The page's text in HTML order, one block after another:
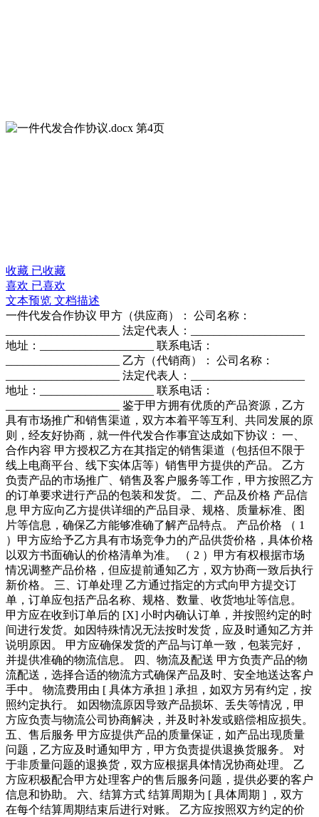
收藏 已收藏
喜欢 已喜欢
文本预览 文档描述
一件代发合作协议 甲方（供应商）： 公司名称：
____________________ 法定代表人：____________________
地址：____________________ 联系电话：
____________________ 乙方（代销商）： 公司名称：
____________________ 法定代表人：____________________
地址：____________________ 联系电话：
____________________ 鉴于甲方拥有优质的产品资源，乙方
具有市场推广和销售渠道，双方本着平等互利、共同发展的原
则，经友好协商，就一件代发合作事宜达成如下协议： 一、
合作内容 甲方授权乙方在其指定的销售渠道（包括但不限于
线上电商平台、线下实体店等）销售甲方提供的产品。 乙方
负责产品的市场推广、销售及客户服务等工作，甲方按照乙方
的订单要求进行产品的包装和发货。 二、产品及价格 产品信
息 甲方应向乙方提供详细的产品目录、规格、质量标准、图
片等信息，确保乙方能够准确了解产品特点。 产品价格 （ 1
）甲方应给予乙方具有市场竞争力的产品供货价格，具体价格
以双方书面确认的价格清单为准。 （ 2 ）甲方有权根据市场
情况调整产品价格，但应提前通知乙方，双方协商一致后执行
新价格。 三、订单处理 乙方通过指定的方式向甲方提交订
单，订单应包括产品名称、规格、数量、收货地址等信息。
甲方应在收到订单后的 [X] 小时内确认订单，并按照约定的时
间进行发货。如因特殊情况无法按时发货，应及时通知乙方并
说明原因。 甲方应确保发货的产品与订单一致，包装完好，
并提供准确的物流信息。 四、物流及配送 甲方负责产品的物
流配送，选择合适的物流方式确保产品及时、安全地送达客户
手中。 物流费用由 [ 具体方承担 ] 承担，如双方另有约定，按
照约定执行。 如因物流原因导致产品损坏、丢失等情况，甲
方应负责与物流公司协商解决，并及时补发或赔偿相应损失。
五、售后服务 甲方应提供产品的质量保证，如产品出现质量
问题，乙方应及时通知甲方，甲方负责提供退换货服务。 对
于非质量问题的退换货，双方应根据具体情况协商处理。 乙
方应积极配合甲方处理客户的售后服务问题，提供必要的客户
信息和协助。 六、结算方式 结算周期为 [ 具体周期 ] ，双方
在每个结算周期结束后进行对账。 乙方应按照双方约定的价